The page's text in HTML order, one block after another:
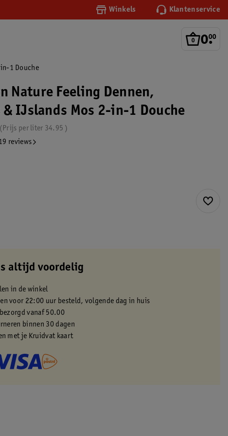
Winkels Klantenservice
0.
00
1 Douche
Nature Feeling Dennen,
IJslands Mos 2-in-1 Douche
34.95
Prijs per liter
reviews
altijd voordelig
in de winkel
voor 22:00 uur besteld, volgende dag in huis
vanaf 50.00
binnen 30 dagen
met je Kruidvat kaart